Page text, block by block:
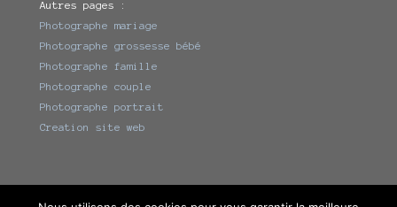
Autres pages :
Photographe mariage
Photographe grossesse bébé
Photographe famille
Photographe couple
Photographe portrait
Creation site web